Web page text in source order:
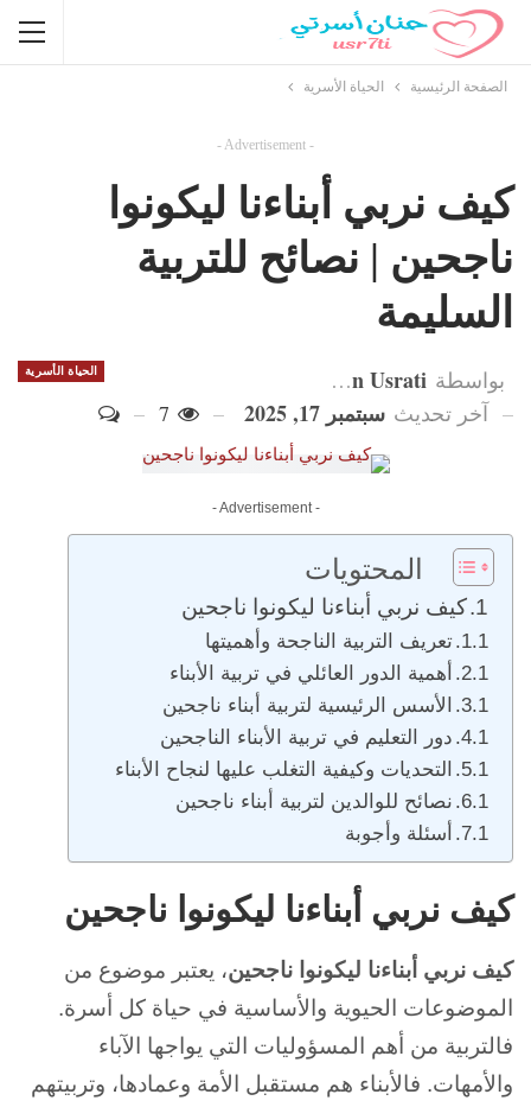
الصفحة الرئيسية الحياة الأسرية
- Advertisement -
كيف نربي أبناءنا ليكونوا
ناجحين | نصائح للتربية
السليمة
الحياة الأسرية بواسطة Hanan Usrati
آخر تحديث سبتمبر 17, 2025
- Advertisement -
المحتويات
كيف نربي أبناءنا ليكونوا ناجحين
تعريف التربية الناجحة وأهميتها
أهمية الدور العائلي في تربية الأبناء
الأسس الرئيسية لتربية أبناء ناجحين
دور التعليم في تربية الأبناء الناجحين
التحديات وكيفية التغلب عليها لنجاح الأبناء
نصائح للوالدين لتربية أبناء ناجحين
أسئلة وأجوبة
كيف نربي أبناءنا ليكونوا ناجحين
كيف نربي أبناءنا ليكونوا ناجحين، يعتبر موضوع من
الموضوعات الحيوية والأساسية في حياة كل أسرة.
فالتربية من أهم المسؤوليات التي يواجها الآباء
والأمهات. فالأبناء هم مستقبل الأمة وعمادها، وتربيتهم